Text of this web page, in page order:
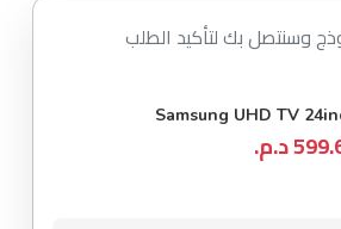
وسنتصل بك لتأكيد الطلب
Samsung UHD TV
د.م.